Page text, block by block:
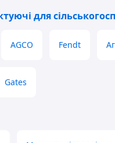
для
AGCO Fendt
Gates